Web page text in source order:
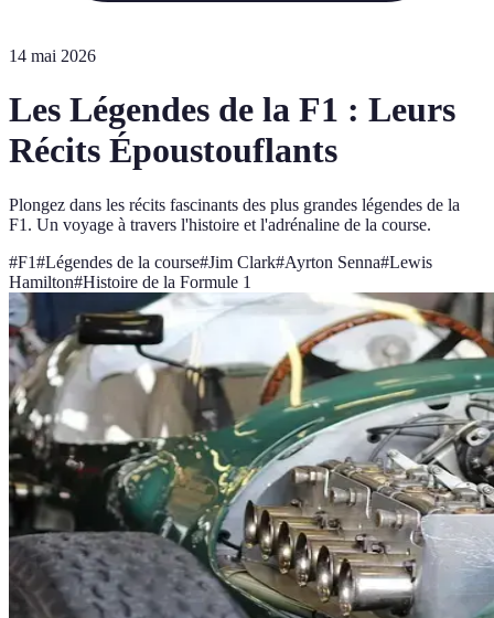
14 mai 2026
Les Légendes de la F1 : Leurs
Récits Époustouflants
Plongez dans les récits fascinants des plus grandes légendes de la
F1. Un voyage à travers l'histoire et l'adrénaline de la course.
#F1#Légendes de la course#Jim Clark#Ayrton Senna#Lewis
Hamilton#Histoire de la Formule 1